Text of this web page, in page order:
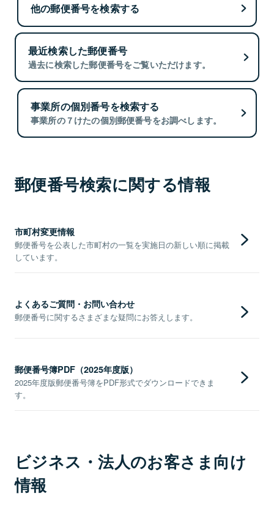
他の郵便番号を検索する
最近検索した郵便番号
過去に検索した郵便番号をご覧いただけます。
事業所の個別番号を検索する
事業所の７けたの個別郵便番号をお調べします。
郵便番号検索に関する情報
市町村変更情報
郵便番号を公表した市町村の一覧を実施日の新しい順に掲載
しています。
よくあるご質問・お問い合わせ
郵便番号に関するさまざまな疑問にお答えします。
郵便番号簿PDF（2025年度版）
2025年度版郵便番号簿をPDF形式でダウンロードできま
す。
ビジネス・法人のお客さま向け
情報